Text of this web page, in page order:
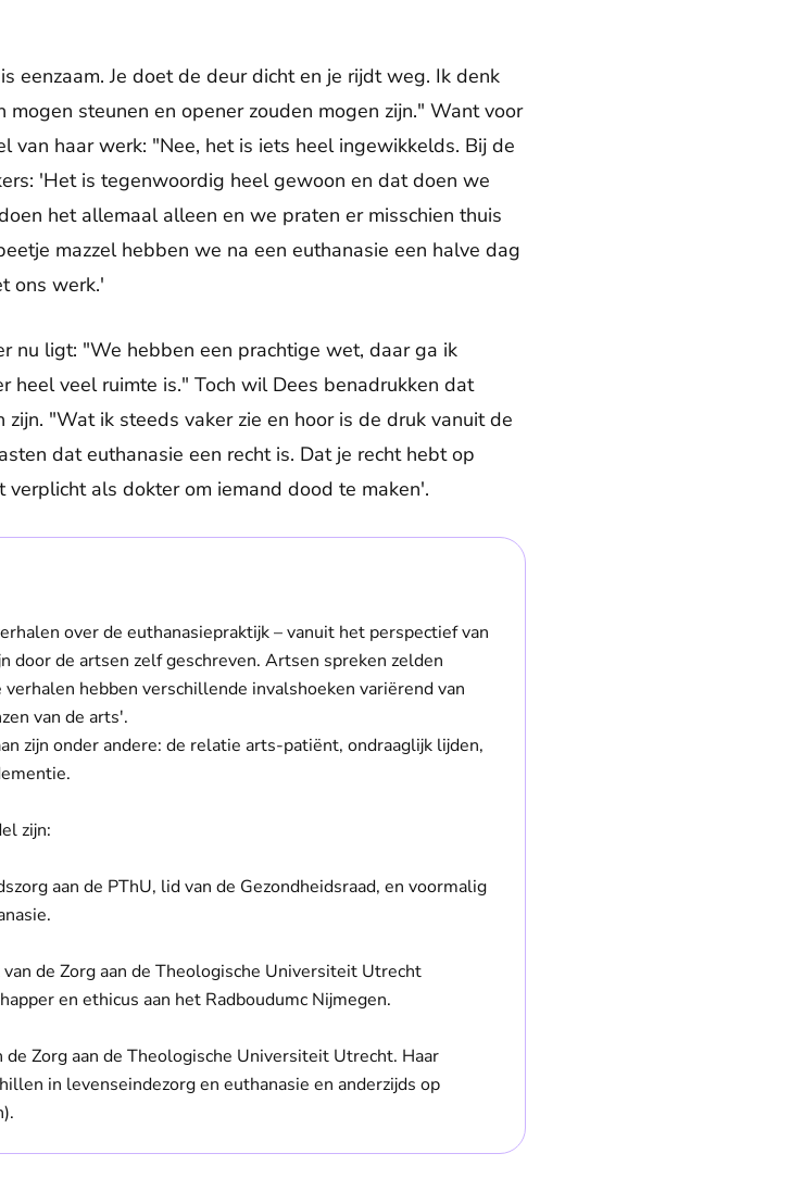
eenzaam. Je doet de deur dicht en je rijdt weg. Ik denk
steunen en opener zouden mogen zijn." Want voor
van haar werk: "Nee, het is iets heel ingewikkelds. Bij de
'Het is tegenwoordig heel gewoon en dat doen we
het allemaal alleen en we praten er misschien thuis
mazzel hebben we na een euthanasie een halve dag
ons werk.'
nu ligt: "We hebben een prachtige wet, daar ga ik
heel veel ruimte is." Toch wil Dees benadrukken dat
"Wat ik steeds vaker zie en hoor is de druk vanuit de
dat euthanasie een recht is. Dat je recht hebt op
als dokter om iemand dood te maken'.
over de euthanasiepraktijk – vanuit het perspectief van
door de artsen zelf geschreven. Artsen spreken zelden
hebben verschillende invalshoeken variërend van
van de arts'.
zijn onder andere: de relatie arts-patiënt, ondraaglijk lijden,
zijn:
aan de PThU, lid van de Gezondheidsraad, en voormalig
de Zorg aan de Theologische Universiteit Utrecht
en ethicus aan het Radboudumc Nijmegen.
de Zorg aan de Theologische Universiteit Utrecht. Haar
in levenseindezorg en euthanasie en anderzijds op